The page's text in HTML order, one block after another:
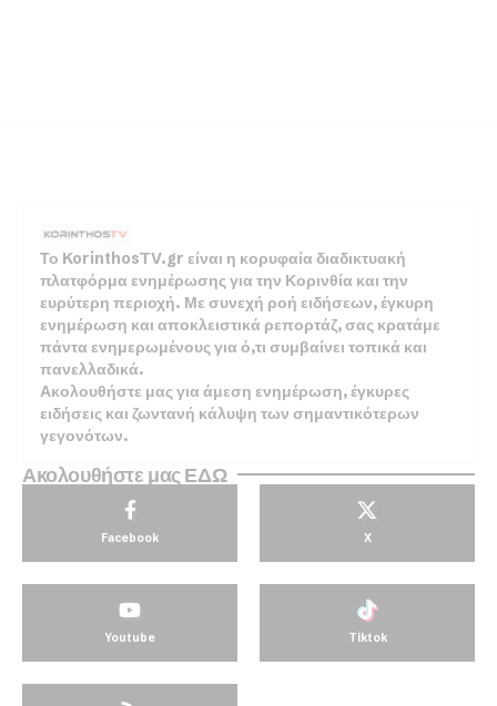
Το KorinthosTV.gr είναι η κορυφαία διαδικτυακή
πλατφόρμα ενημέρωσης για την Κορινθία και την
ευρύτερη περιοχή. Με συνεχή ροή ειδήσεων, έγκυρη
ενημέρωση και αποκλειστικά ρεπορτάζ, σας κρατάμε
πάντα ενημερωμένους για ό,τι συμβαίνει τοπικά και
πανελλαδικά.
Ακολουθήστε μας για άμεση ενημέρωση, έγκυρες
ειδήσεις και ζωντανή κάλυψη των σημαντικότερων
γεγονότων.
Ακολουθήστε μας ΕΔΩ
Facebook X
Youtube Tiktok